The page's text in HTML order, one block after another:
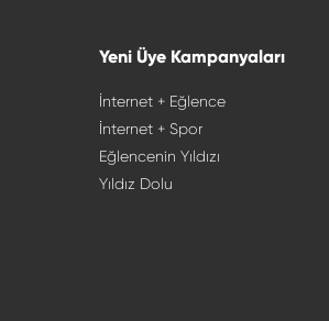
Yeni Üye Kampanyaları
İnternet + Eğlence
İnternet + Spor
Eğlencenin Yıldızı
Yıldız Dolu